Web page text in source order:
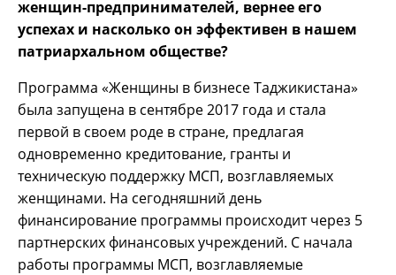
женщин-предпринимателей, вернее его
успехах и насколько он эффективен в нашем
патриархальном обществе?
Программа «Женщины в бизнесе Таджикистана»
была запущена в сентябре 2017 года и стала
первой в своем роде в стране, предлагая
одновременно кредитование, гранты и
техническую поддержку МСП, возглавляемых
женщинами. На сегодняшний день
финансирование программы происходит через 5
партнерских финансовых учреждений. С начала
работы программы МСП, возглавляемые